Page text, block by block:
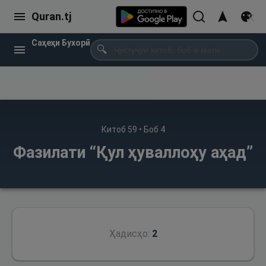
Quran.tj
Саҳеҳи Бухорӣ
🔍
Китоб 59 • Боб 4
Фазилати “Қул ҳуваллоҳу аҳад”
Ҳадисҳо: 2